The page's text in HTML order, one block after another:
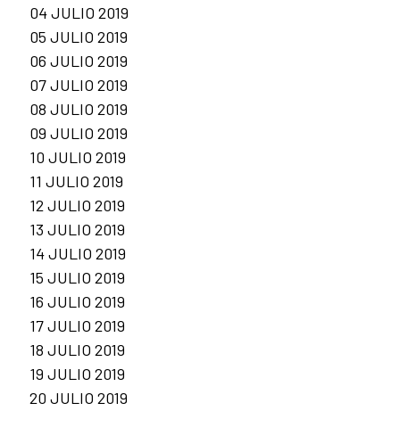
04 JULIO 2019
05 JULIO 2019
06 JULIO 2019
07 JULIO 2019
08 JULIO 2019
09 JULIO 2019
10 JULIO 2019
11 JULIO 2019
12 JULIO 2019
13 JULIO 2019
14 JULIO 2019
15 JULIO 2019
16 JULIO 2019
17 JULIO 2019
18 JULIO 2019
19 JULIO 2019
20 JULIO 2019